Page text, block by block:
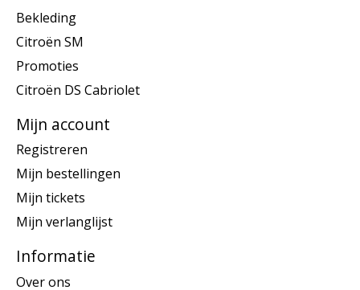
Bekleding
Citroën SM
Promoties
Citroën DS Cabriolet
Mijn account
Registreren
Mijn bestellingen
Mijn tickets
Mijn verlanglijst
Informatie
Over ons